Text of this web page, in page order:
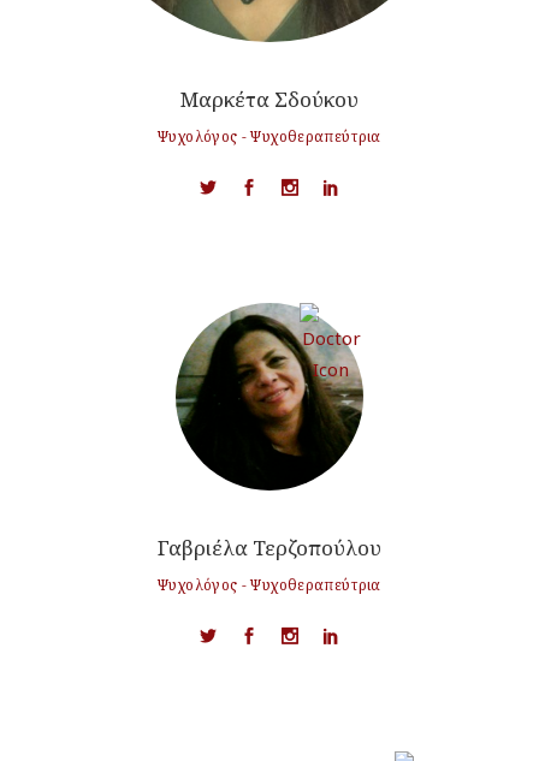
Μαρκέτα Σδούκου
Ψυχολόγος - Ψυχοθεραπεύτρια
Γαβριέλα Τερζοπούλου
Ψυχολόγος - Ψυχοθεραπεύτρια